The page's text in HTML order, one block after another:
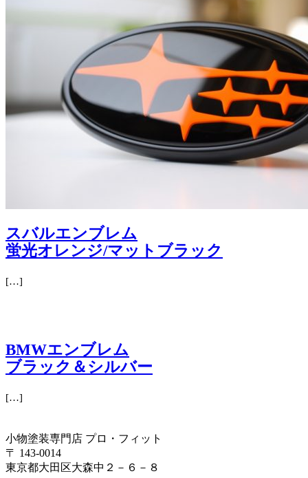
スバルエンブレム
蛍光オレンジ/マットブラック
[…]
BMWエンブレム
ブラック＆シルバー
[…]
小物塗装専門店 プロ・フィット
〒 143-0014
東京都大田区大森中２－６－８